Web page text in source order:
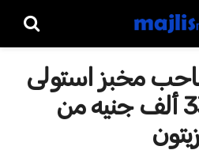
مخبز استولى
على مليون و332 ألف جنيه من